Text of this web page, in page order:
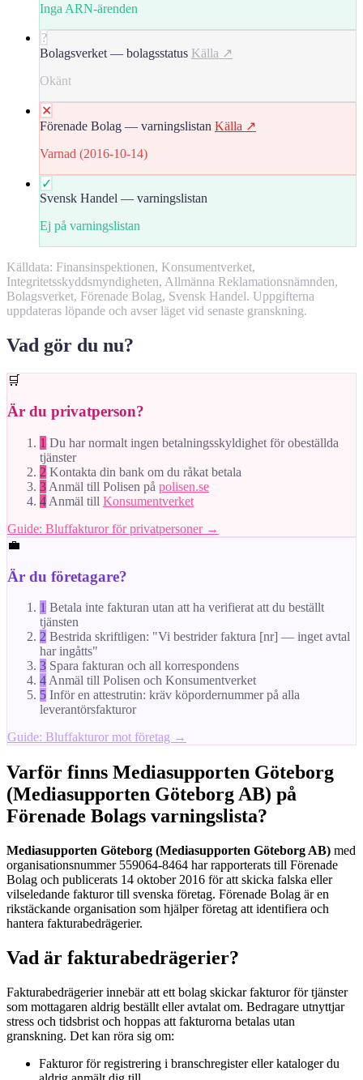
Inga ARN-ärenden
?
Bolagsverket — bolagsstatus Källa ↗
Okänt
✕
Förenade Bolag — varningslistan Källa ↗
Varnad (2016-10-14)
✓
Svensk Handel — varningslistan
Ej på varningslistan
Källdata: Finansinspektionen, Konsumentverket,
Integritetsskyddsmyndigheten, Allmänna Reklamationsnämnden,
Bolagsverket, Förenade Bolag, Svensk Handel. Uppgifterna
uppdateras löpande och avser läget vid senaste granskning.
Vad gör du nu?
🛒
Är du privatperson?
1 Du har normalt ingen betalningsskyldighet för obeställda
tjänster
2 Kontakta din bank om du råkat betala
3 Anmäl till Polisen på polisen.se
4 Anmäl till Konsumentverket
Guide: Bluffakturor för privatpersoner →
💼
Är du företagare?
1 Betala inte fakturan utan att ha verifierat att du beställt
tjänsten
2 Bestrida skriftligen: "Vi bestrider faktura [nr] — inget avtal
har ingåtts"
3 Spara fakturan och all korrespondens
4 Anmäl till Polisen och Konsumentverket
5 Inför en attestrutin: kräv köpordernummer på alla
leverantörsfakturor
Guide: Bluffakturor mot företag →
Varför finns Mediasupporten Göteborg
(Mediasupporten Göteborg AB) på
Förenade Bolags varningslista?
Mediasupporten Göteborg (Mediasupporten Göteborg AB) med
organisationsnummer 559064-8464 har rapporterats till Förenade
Bolag och publicerats 14 oktober 2016 för att skicka falska eller
vilseledande fakturor till svenska företag. Förenade Bolag är en
rikstäckande organisation som hjälper företag att identifiera och
hantera fakturabedrägerier.
Vad är fakturabedrägerier?
Fakturabedrägerier innebär att ett bolag skickar fakturor för tjänster
som mottagaren aldrig beställt eller avtalat om. Bedragare utnyttjar
stress och tidsbrist och hoppas att fakturorna betalas utan
granskning. Det kan röra sig om:
Fakturor för registrering i branschregister eller kataloger du